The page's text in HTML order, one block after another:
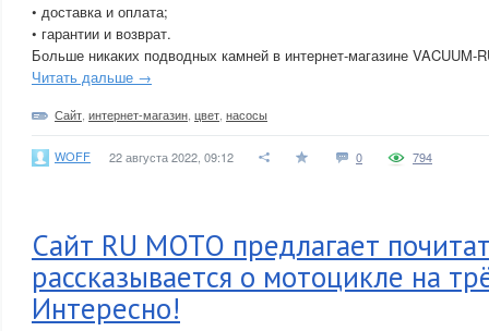
• доставка и оплата;
• гарантии и возврат.
Больше никаких подводных камней в интернет-магазине VACUUM-
Читать дальше →
Сайт интернет-магазин цвет насосы
WOFF 22 августа 2022, 09:12 0 794
Сайт RU MOTO предлагает
рассказывается о мотоцикле на
Интересно!